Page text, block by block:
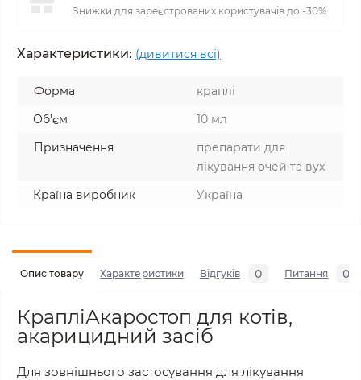
Знижки для зареєстрованих користувачів до -30%
Характеристики: (дивитися всі)
Форма
краплі
Об'єм
10 мл
Призначення
препарати для
лікування очей та вух
Країна виробник
Україна
Опис товару Характеристики Відгуків 0 Питання 0
КрапліАкаростоп для котів,
акарицидний засіб
Для зовнішнього застосування для лікування